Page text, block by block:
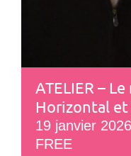
ATELIER –
Horizontal
19 janvier
FREE